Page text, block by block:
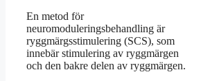
En metod för
neuromoduleringsbehandling är
ryggmärgsstimulering (SCS), som
innebär stimulering av ryggmärgen
och den bakre delen av ryggmärgen.